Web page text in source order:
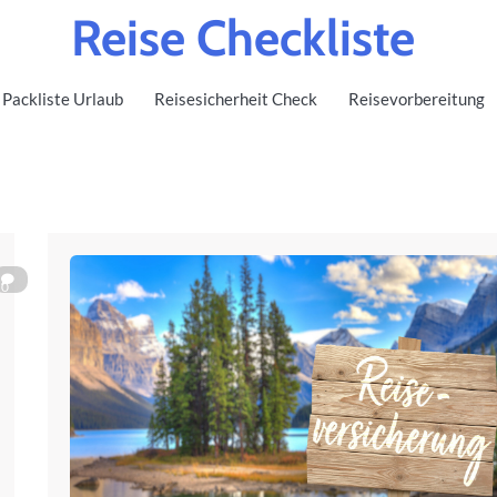
Reise Checkliste
Packliste Urlaub Reisesicherheit Check Reisevorbereitung
0